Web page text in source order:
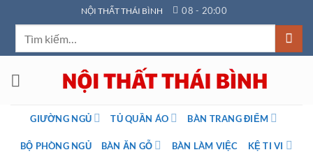
qua
dung
NỘI THẤT THÁI BÌNH 08 - 20:00
GIƯỜNG NGỦ TỦ QUẦN ÁO BÀN TRANG ĐIỂM
BỘ PHÒNG NGỦ BÀN ĂN GỖ BÀN LÀM VIỆC KỆ TI VI